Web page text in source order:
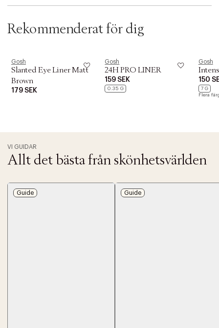
Rekommenderat för dig
Gosh
Slanted Eye Liner Matt
Brown
179 SEK
Gosh
24H PRO LINER
159 SEK
0.35 G
Gosh
150
7 G
Flera
VI GUIDAR
Allt det bästa från skönhetsvärlden
Guide Guide